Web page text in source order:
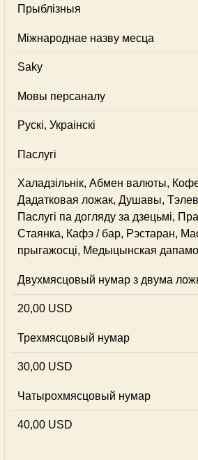
Прыблізныя
Міжнароднае назву месца
Saky
Мовы персаналу
Рускі, Украінскі
Паслугі
Халадзільнік, Абмен валюты,
Дадатковая ложак, Душавы,
Паслугі па догляду за дзецьмі,
Стаянка, Кафэ / бар, Рэстаран,
прыгажосці, Медыцынская
Двухмясцовый нумар з двума
20,00 USD
Трехмясцовый нумар
30,00 USD
Чатырохмясцовый нумар
40,00 USD